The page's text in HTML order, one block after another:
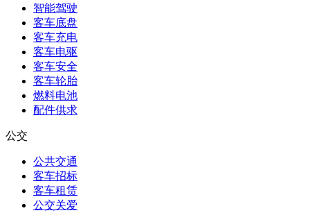
智能驾驶
客车底盘
客车充电
客车电驱
客车安全
客车轮胎
燃料电池
配件供求
公交
公共交通
客车招标
客车租赁
公交关爱